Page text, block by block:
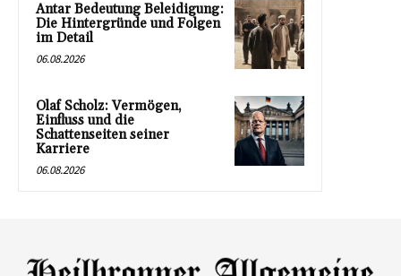
Antar Bedeutung Beleidigung:
Die Hintergründe und Folgen
im Detail
06.08.2026
Olaf Scholz: Vermögen,
Einfluss und die
Schattenseiten seiner
Karriere
06.08.2026